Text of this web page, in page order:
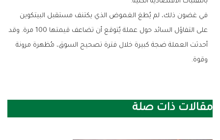
في غضون ذلك، لم يُطغ الغموض الذي يكتنف مستقبل البيتكوين
على التفاؤل السائد حول عملة يُتوقع أن تضاعف قيمتها 100 مرة. وقد
أحدثت العملة ضجة كبيرة خلال فترة تصحيح السوق، مُظهرة مرونة
وقوة.
مقالات ذات صلة